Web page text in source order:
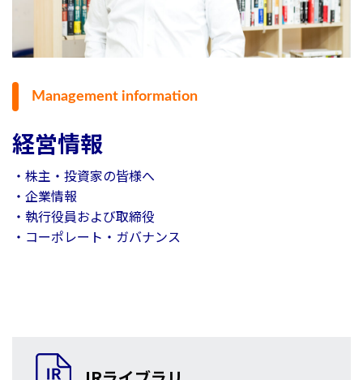
Management information
経営情報
・株主・投資家の皆様へ
・企業情報
・執行役員および取締役
・コーポレート・ガバナンス